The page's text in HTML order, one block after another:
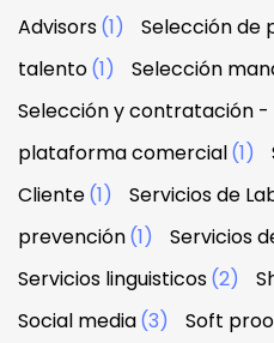
Advisors(1) Selección de
talento(1) Selección
Selección y contratación -
plataforma comercial(1)
Cliente(1) Servicios de
prevención(1) Servicios
Servicios linguisticos(2)
Social media(3) Soft